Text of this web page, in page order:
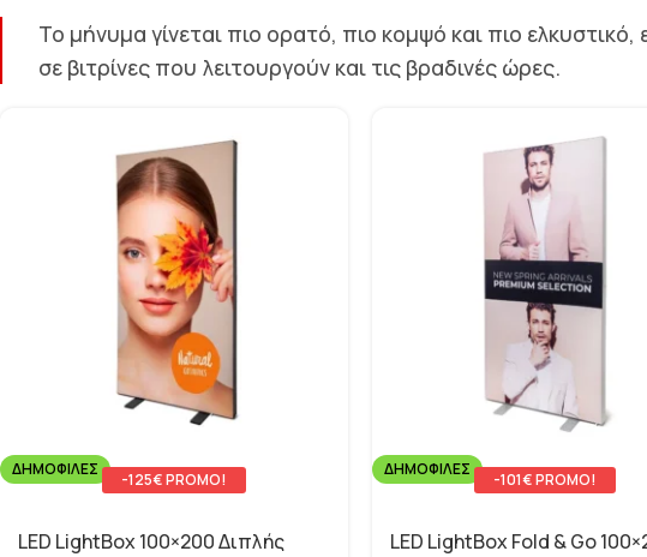
Το μήνυμα γίνεται πιο ορατό, πιο κομψό και πιο
σε βιτρίνες που λειτουργούν και τις βραδινές ώρες.
ΔΗΜΟΦΙΛΈΣ
-125€ PROMO!
LED LightBox 100×200 Διπλής
ΔΗΜΟΦΙΛΈΣ
-101€ PROMO!
LED LightBox Fold & Go